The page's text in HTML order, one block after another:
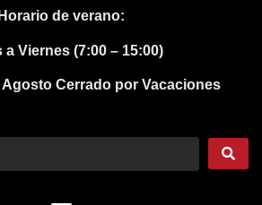
Horario de verano:
a Viernes (7:00 – 15:00)
Agosto Cerrado por Vacaciones